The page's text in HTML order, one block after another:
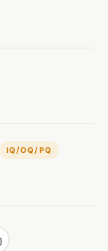
IQ/OQ/PQ